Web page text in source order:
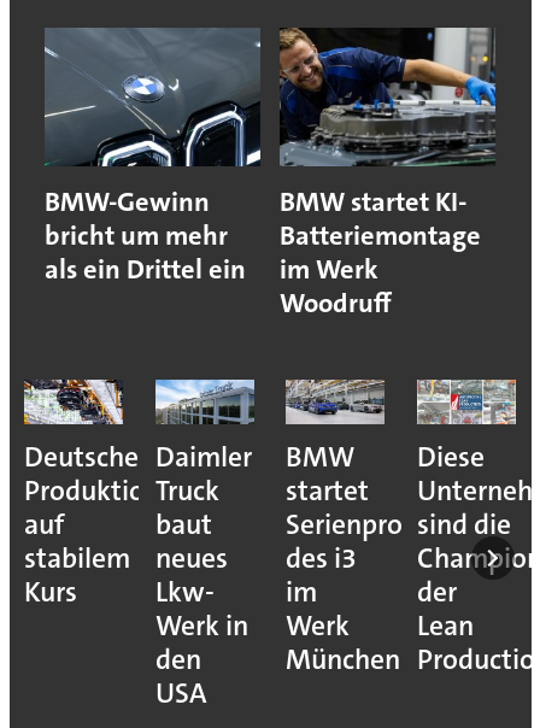
BMW-Gewinn
bricht um mehr
als ein Drittel ein
BMW startet KI-
Batteriemontage
im Werk
Woodruff
Deutsche
Produktion
auf
stabilem
Kurs
Daimler
Truck
baut
neues
Lkw-
Werk in
den
USA
BMW
startet
Serienproduktion
des i3
im
Werk
München
Diese
sind die
der
Lean